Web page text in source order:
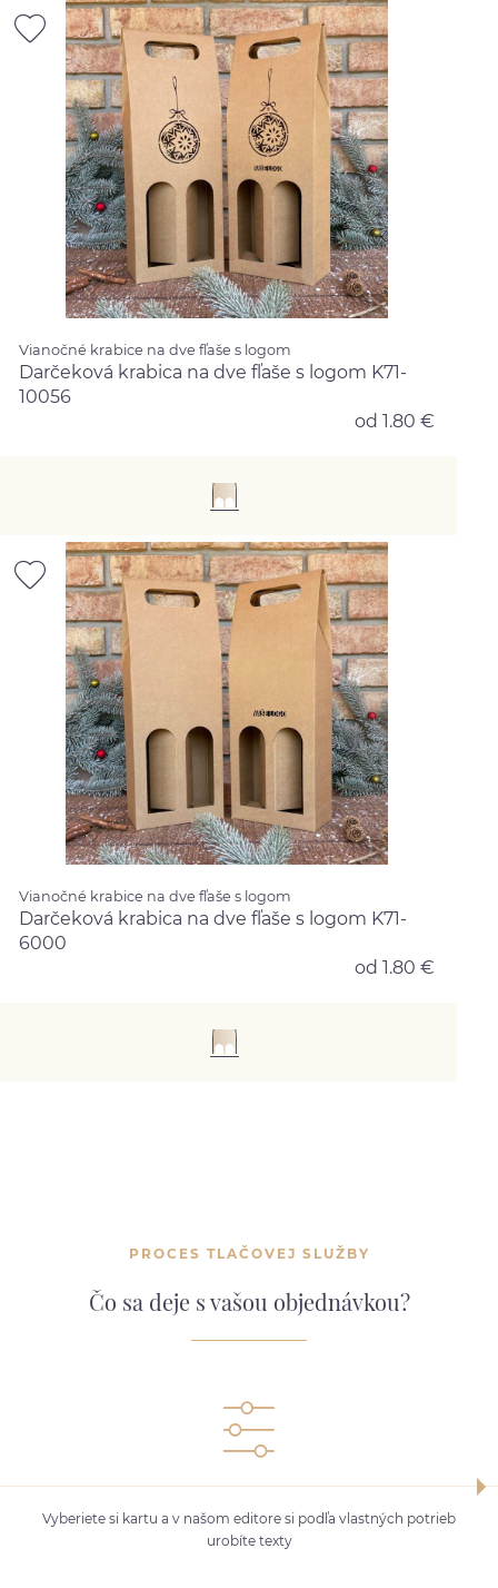
Vianočné krabice na dve fľaše s logom
Darčeková krabica na dve fľaše s logom K71-
10056
od 1.80 €
Vianočné krabice na dve fľaše s logom
Darčeková krabica na dve fľaše s logom K71-
6000
od 1.80 €
PROCES TLAČOVEJ SLUŽBY
Čo sa deje s vašou objednávkou?
Vyberiete si kartu a v našom editore si podľa vlastných potrieb
urobíte texty